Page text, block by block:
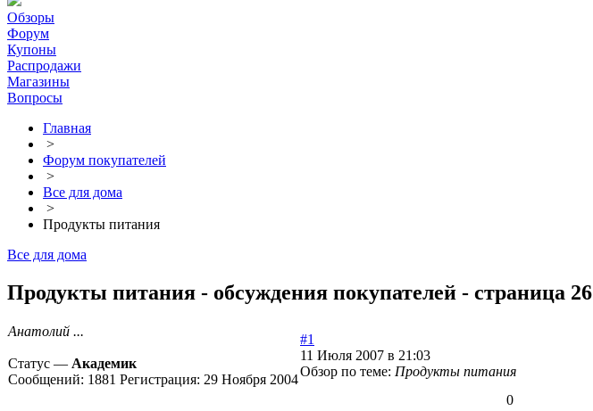
Обзоры
Форум
Купоны
Распродажи
Магазины
Вопросы
Главная
>
Форум покупателей
>
Все для дома
>
Продукты питания
Все для дома
Продукты питания - обсуждения покупателей - страница 26
Анатолий ...
Статус — Академик
Сообщений: 1881 Регистрация: 29 Ноября 2004
#1
11 Июля 2007 в 21:03
Обзор по теме: Продукты питания
0